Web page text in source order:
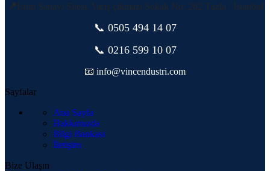
📍 İstim Sanayi Sitesi, Yarış çıkmazı Sokak No: 262 Tuzla / İstanbul
📞 0505 494 14 07
📞 0216 599 10 07
📧 info@vincendustri.com
Sayfalar
Ana Sayfa
Hakkımızda
Bilgi Bankası
İletişim
Bize Ulaşın